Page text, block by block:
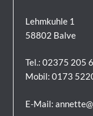
Lehmkuhle 1
58802 Balve
Tel.: 02375 205
Mobil: 0173
E-Mail: